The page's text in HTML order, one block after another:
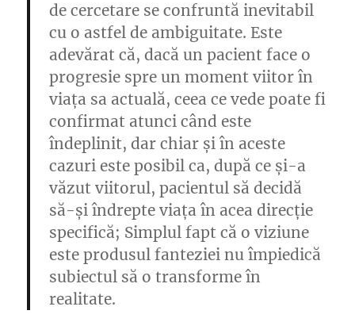
de cercetare se confruntă inevitabil
cu o astfel de ambiguitate. Este
adevărat că, dacă un pacient face o
progresie spre un moment viitor în
viața sa actuală, ceea ce vede poate fi
confirmat atunci când este
îndeplinit, dar chiar și în aceste
cazuri este posibil ca, după ce și-a
văzut viitorul, pacientul să decidă
să-și îndrepte viața în acea direcție
specifică; Simplul fapt că o viziune
este produsul fanteziei nu împiedică
subiectul să o transforme în
realitate.